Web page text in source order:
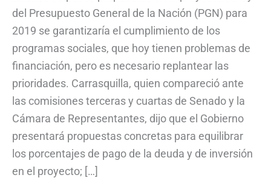
del Presupuesto General de la Nación (PGN) para
2019 se garantizaría el cumplimiento de los
programas sociales, que hoy tienen problemas de
financiación, pero es necesario replantear las
prioridades. Carrasquilla, quien compareció ante
las comisiones terceras y cuartas de Senado y la
Cámara de Representantes, dijo que el Gobierno
presentará propuestas concretas para equilibrar
los porcentajes de pago de la deuda y de inversión
en el proyecto; […]